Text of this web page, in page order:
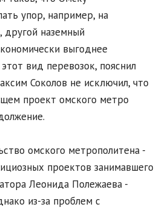
упор, например, на
другой наземный
выгоднее
вид перевозок, пояснил
Соколов не исключил, что
проект омского метро
омского метрополитена -
проектов занимавшего
Леонида Полежаева -
из-за проблем с